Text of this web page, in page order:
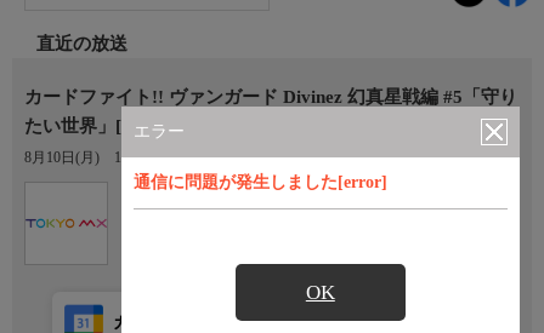
エラー
通信に問題が発生しました[error]
OK
直近の放送
カードファイト!! ヴァンガード Divinez 幻真星戦編 #5「守り
たい世界」[再]
8月10日(月) 19:00〜19:30
Ch.9
TOKYO MX
カレンダー登録 アプリ視聴